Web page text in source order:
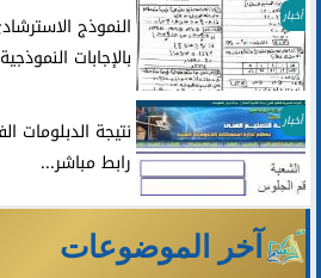
أخبار
بالإجابات النموذجية
أخبار
رابط مباشر...
آخر الموضوعات